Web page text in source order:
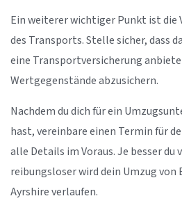
Ein weiterer wichtiger Punkt ist die
des Transports. Stelle sicher, dass
eine Transportversicherung
Wertgegenstände abzusichern.
Nachdem du dich für ein
hast, vereinbare einen Termin für
alle Details im Voraus. Je besser
reibungsloser wird dein Umzug
Ayrshire verlaufen.